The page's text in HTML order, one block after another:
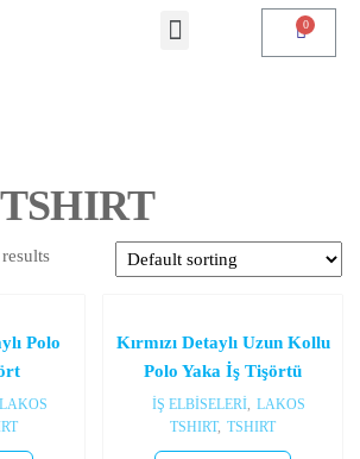
Polo
LAKOS
Kırmızı Detaylı Uzun Kollu
Polo Yaka İş Tişörtü
İŞ ELBİSELERİ, LAKOS
TSHIRT, TSHIRT